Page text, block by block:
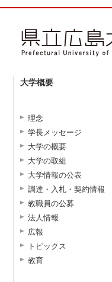
大学概要
理念
学長メッセージ
大学の概要
大学の取組
大学情報の公表
調達・入札・契約情報
教職員の公募
法人情報
広報
トピックス
教育